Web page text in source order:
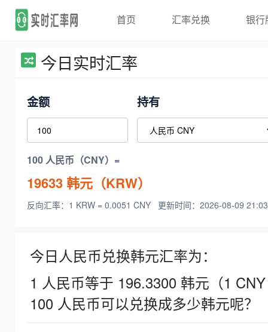
首页 汇率兑换 银行
今日实时汇率
金额 持有
100 人民币（CNY）=
19633韩元（KRW）
反向汇率：1 KRW = 0.0051 CNY 更新时间：2026-08-09
今日人民币兑换韩元汇率为：
1 人民币等于 196.3300 韩元（1
100 人民币可以兑换成多少韩元呢？